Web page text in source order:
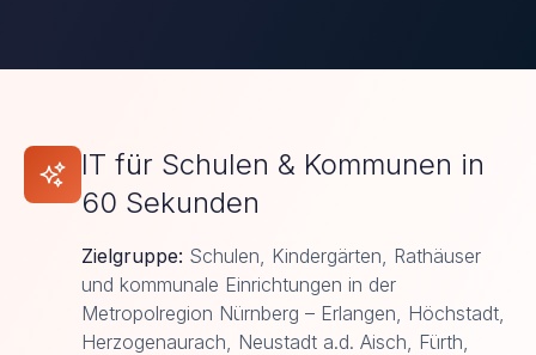
IT für Schulen & Kommunen in
60 Sekunden
Zielgruppe: Schulen, Kindergärten, Rathäuser
und kommunale Einrichtungen in der
Metropolregion Nürnberg – Erlangen, Höchstadt,
Herzogenaurach, Neustadt a.d. Aisch, Fürth,